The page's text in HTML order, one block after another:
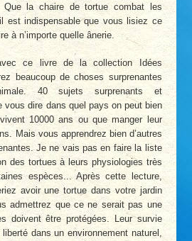
la chaire de tortue combat les
est indispensable que vous lisiez ce
à n’importe quelle ânerie.
ce livre de la collection Idées
beaucoup de choses surprenantes
40 sujets surprenants et
vous dire dans quel pays on peut bien
10000 ans ou que manger leur
Mais vous apprendrez bien d’autres
Je ne vais pas en faire la liste
des tortues à leurs physiologies très
espèces... Après cette lecture,
avoir une tortue dans votre jardin
admettrez que ce ne serait pas une
doivent être protégées. Leur survie
dans un environnement naturel,